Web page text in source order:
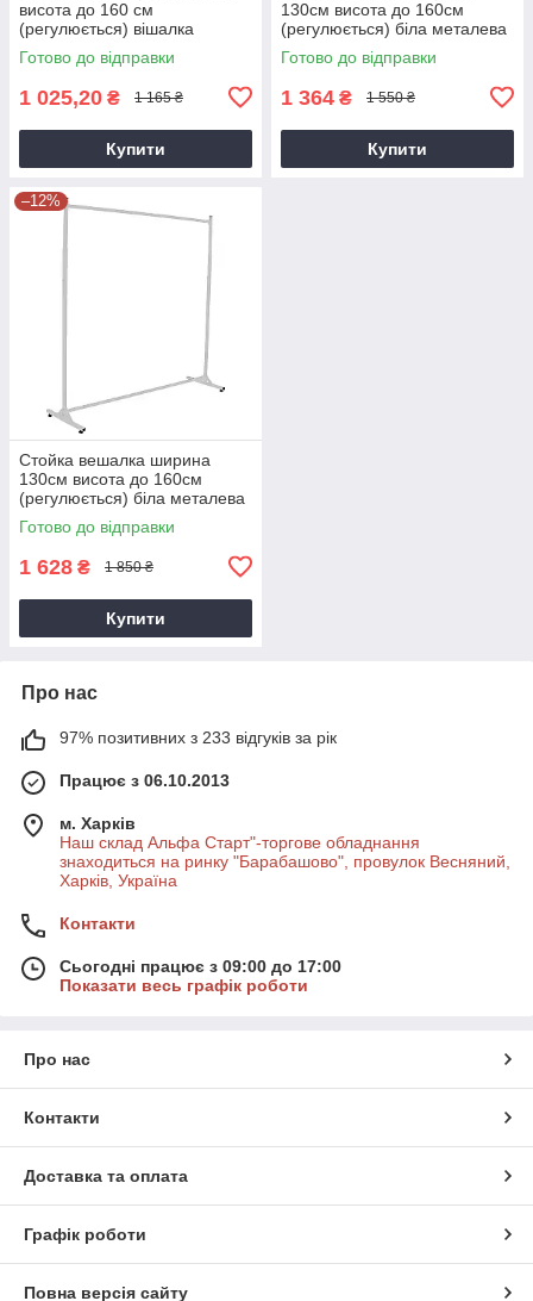
висота до 160 см
(регулюється) вішалка
підлогова металева на ніжках
для одягу
Готово до відправки
1 025,20 ₴ 1 165 ₴
Купити
130см висота до 160см
(регулюється) біла металева
на ножках для продажу одягу
Готово до відправки
1 364 ₴ 1 550 ₴
Купити
–12%
Стойка вешалка ширина
130см висота до 160см
(регулюється) біла металева
на колёсах для продажу
одягу
Готово до відправки
1 628 ₴ 1 850 ₴
Купити
Про нас
97% позитивних з 233 відгуків за рік
Працює з 06.10.2013
м. Харків
Наш склад Альфа Старт"-торгове обладнання
знаходиться на ринку "Барабашово", провулок Весняний,
Харків, Україна
Контакти
Сьогодні працює з 09:00 до 17:00
Показати весь графік роботи
Про нас
Контакти
Доставка та оплата
Графік роботи
Повна версія сайту